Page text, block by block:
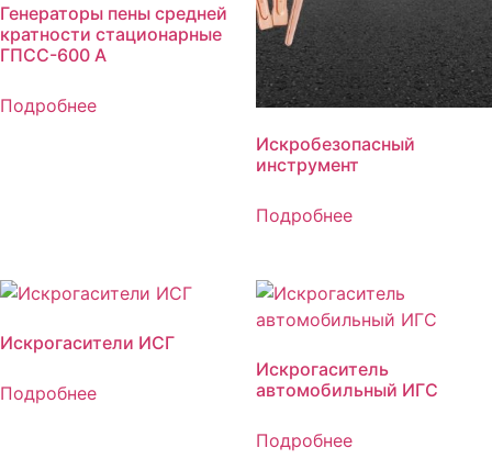
Генераторы пены средней
кратности стационарные
ГПСС-600 А
Подробнее
Искробезопасный
инструмент
Подробнее
Искрогасители ИСГ
Подробнее
Искрогаситель
автомобильный ИГС
Подробнее